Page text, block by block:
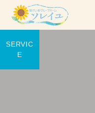
SERVIC
E